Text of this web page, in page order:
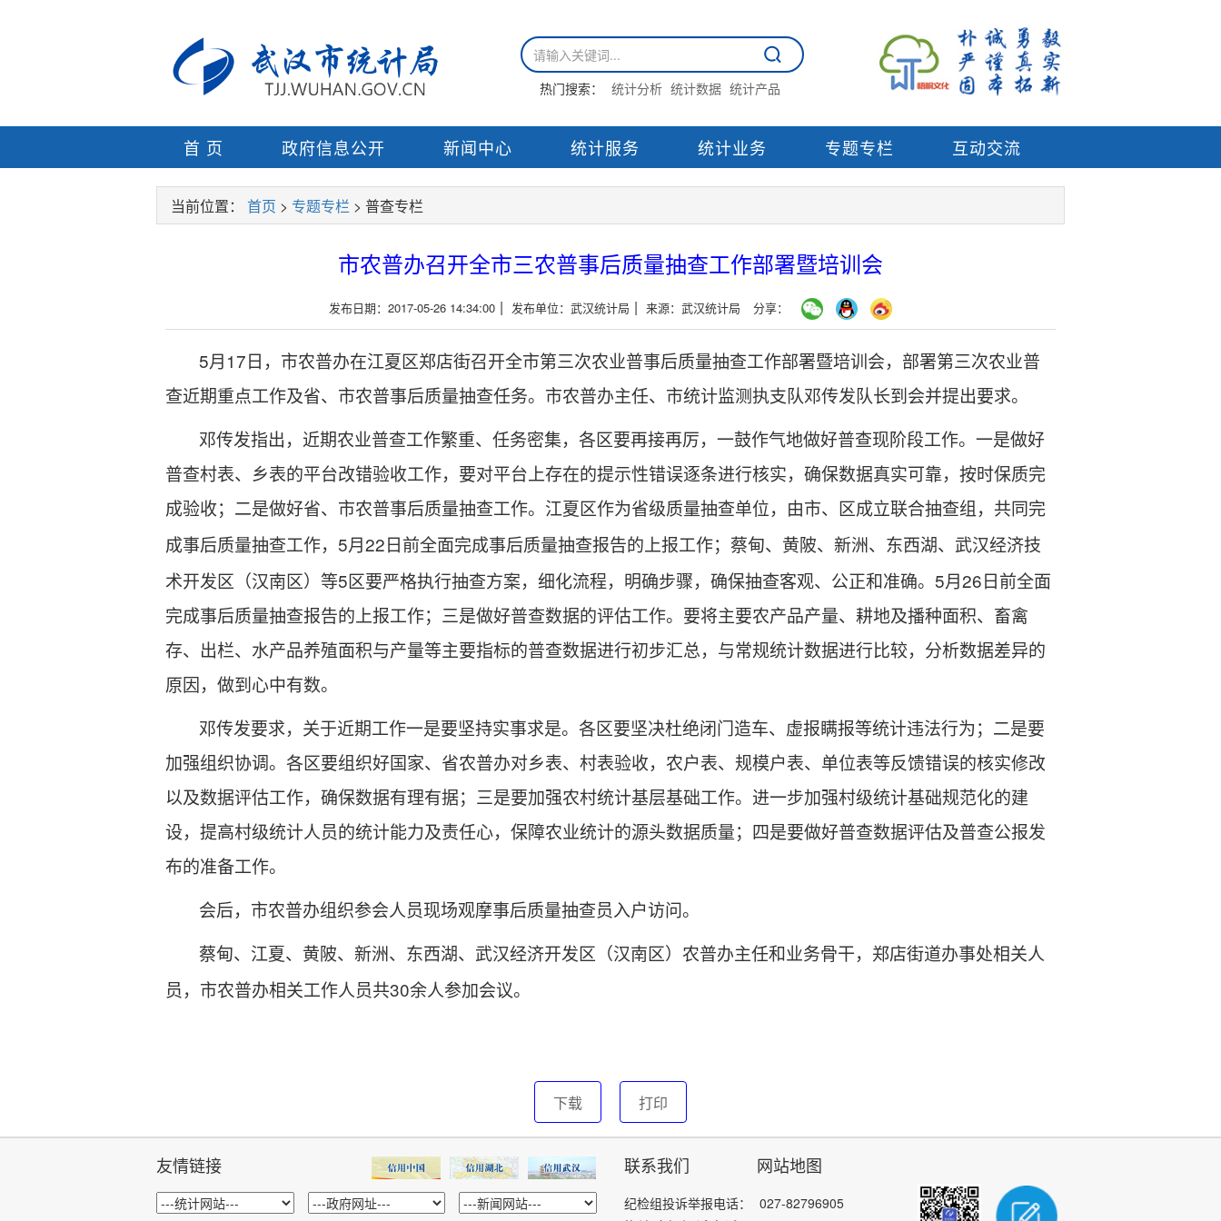
热门搜索： 统计分析 统计数据 统计产品
首 页 政府信息公开 新闻中心 统计服务 统计业务 专题专栏 互动交流
当前位置： 首页 > 专题专栏 > 普查专栏
市农普办召开全市三农普事后质量抽查工作部署暨培训会
发布日期：2017-05-26 14:34:00 | 发布单位：武汉统计局 | 来源：武汉统计局 分享：
5月 17 日，市农普办在江夏区郑店街召开全市第三次农业普事后质量抽查工作部署暨培训会，部署第三次农业普
查近期重点工作及省、市农普事后质量抽查任务。市农普办主任、市统计监测执支队邓传发队长到会并提出要求。
邓传发指出，近期农业普查工作繁重、任务密集，各区要再接再厉，一鼓作气地做好普查现阶段工作。一是做好
普查村表、乡表的平台改错验收工作，要对平台上存在的提示性错误逐条进行核实，确保数据真实可靠，按时保质完
成验收；二是做好省、市农普事后质量抽查工作。江夏区作为省级质量抽查单位，由市、区成立联合抽查组，共同完
成事后质量抽查工作， 5月 22 日前全面完成事后质量抽查报告的上报工作；蔡甸、黄陂、新洲、东西湖、武汉经济技
术开发区（汉南区）等5 区要严格执行抽查方案，细化流程，明确步骤，确保抽查客观、公正和准确。 5月 26 日前全面
完成事后质量抽查报告的上报工作；三是做好普查数据的评估工作。要将主要农产品产量、耕地及播种面积、畜禽
存、出栏、水产品养殖面积与产量等主要指标的普查数据进行初步汇总，与常规统计数据进行比较，分析数据差异的
原因，做到心中有数。
邓传发要求，关于近期工作一是要坚持实事求是。各区要坚决杜绝闭门造车、虚报瞒报等统计违法行为；二是要
加强组织协调。各区要组织好国家、省农普办对乡表、村表验收，农户表、规模户表、单位表等反馈错误的核实修改
以及数据评估工作，确保数据有理有据；三是要加强农村统计基层基础工作。进一步加强村级统计基础规范化的建
设，提高村级统计人员的统计能力及责任心，保障农业统计的源头数据质量；四是要做好普查数据评估及普查公报发
布的准备工作。
会后，市农普办组织参会人员现场观摩事后质量抽查员入户访问。
蔡甸、江夏、黄陂、新洲、东西湖、武汉经济开发区（汉南区）农普办主任和业务骨干，郑店街道办事处相关人
员，市农普办相关工作人员共30余人参加会议。
下载 打印
友情链接 网站地图
联系我们
纪检组投诉举报电话：
027-82796905